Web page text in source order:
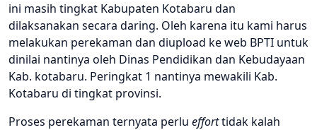
ini masih tingkat Kabupaten Kotabaru dan
dilaksanakan secara daring. Oleh karena itu kami harus
melakukan perekaman dan diupload ke web BPTI untuk
dinilai nantinya oleh Dinas Pendidikan dan Kebudayaan
Kab. kotabaru. Peringkat 1 nantinya mewakili Kab.
Kotabaru di tingkat provinsi.
Proses perekaman ternyata perlu efforttidak kalah